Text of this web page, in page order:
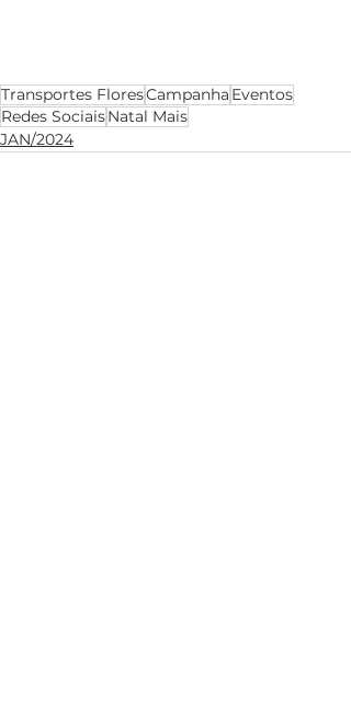
Transportes FloresCampanha Eventos
Redes SociaisNatal Mais
JAN/2024